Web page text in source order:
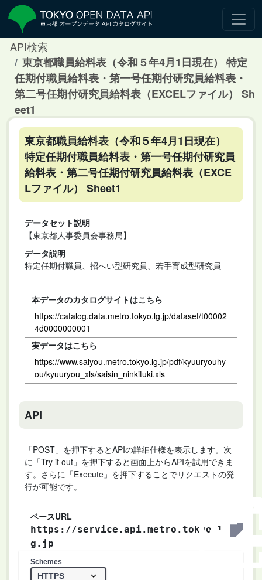
API検索
東京都職員給料表（令和５年4月1日現在） 特定
任期付職員給料表・第一号任期付研究員給料表・
第二号任期付研究員給料表（EXCELファイル） Sh
eet1
東京都職員給料表（令和５年4月1日現在）
特定任期付職員給料表・第一号任期付研究員
給料表・第二号任期付研究員給料表（EXCE
Lファイル） Sheet1
データセット説明
【東京都人事委員会事務局】
データ説明
特定任期付職員、招へい型研究員、若手育成型研究員
本データのカタログサイトはこちら
https://catalog.data.metro.tokyo.lg.jp/dataset/t00002
4d0000000001
実データはこちら
https://www.saiyou.metro.tokyo.lg.jp/pdf/kyuuryouhy
ou/kyuuryou_xls/saisin_ninkituki.xls
API
「POST」を押下するとAPIの詳細仕様を表示します。次
に「Try it out」を押下すると画面上からAPIを試用できま
す。さらに「Execute」を押下することでリクエストの発
行が可能です。
ベースURL
https://service.api.metro.tokyo.l
g.jp
Schemes